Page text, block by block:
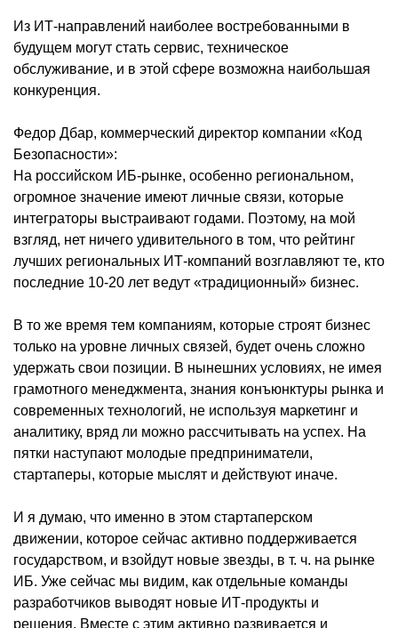
Из ИТ-направлений наиболее востребованными в
будущем могут стать сервис, техническое
обслуживание, и в этой сфере возможна наибольшая
конкуренция.
Федор Дбар, коммерческий директор компании «Код
Безопасности»:
На российском ИБ-рынке, особенно региональном,
огромное значение имеют личные связи, которые
интеграторы выстраивают годами. Поэтому, на мой
взгляд, нет ничего удивительного в том, что рейтинг
лучших региональных ИТ-компаний возглавляют те, кто
последние 10-20 лет ведут «традиционный» бизнес.
В то же время тем компаниям, которые строят бизнес
только на уровне личных связей, будет очень сложно
удержать свои позиции. В нынешних условиях, не имея
грамотного менеджмента, знания конъюнктуры рынка и
современных технологий, не используя маркетинг и
аналитику, вряд ли можно рассчитывать на успех. На
пятки наступают молодые предприниматели,
стартаперы, которые мыслят и действуют иначе.
И я думаю, что именно в этом стартаперском
движении, которое сейчас активно поддерживается
государством, и взойдут новые звезды, в т. ч. на рынке
ИБ. Уже сейчас мы видим, как отдельные команды
разработчиков выводят новые ИТ-продукты и
решения. Вместе с этим активно развивается и